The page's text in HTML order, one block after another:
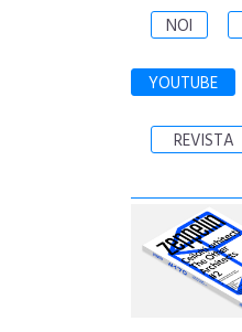
NOI
YOUTUBE
REVISTA